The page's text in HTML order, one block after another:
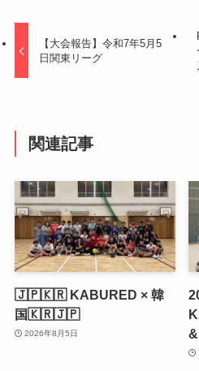
【大会報告】令和7年5月5
日関東リーグ
関連記事
🇯🇵🇰🇷 KABURED × 韓
国🇰🇷🇯🇵
2026年8月5日